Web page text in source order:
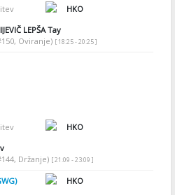
HKO
LEPŠA Tay
Oviranje) [ 18:25 - 20:25 ]
HKO
Držanje) [ 21:09 - 23:09 ]
HKO